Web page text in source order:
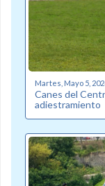
Martes, Mayo 5,
Canes del
adiestramiento